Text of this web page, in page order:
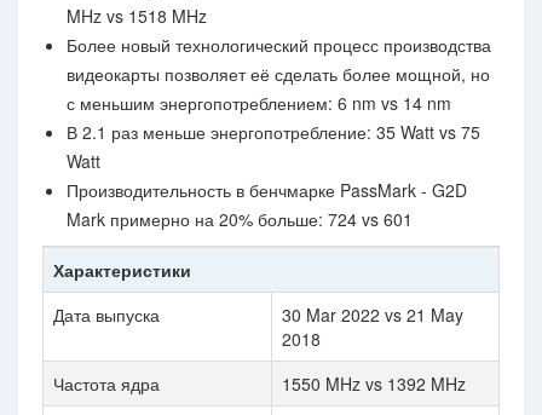
MHz vs 1518 MHz
Более новый технологический процесс производства
видеокарты позволяет её сделать более мощной, но
с меньшим энергопотреблением: 6 nm vs 14 nm
В 2.1 раз меньше энергопотребление: 35 Watt vs 75
Watt
Производительность в бенчмарке PassMark - G2D
Mark примерно на 20% больше: 724 vs 601
Характеристики
Дата выпуска
30 Mar 2022 vs 21 May
2018
Частота ядра
1550 MHz vs 1392 MHz